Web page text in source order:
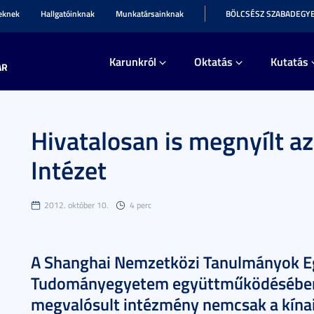
Hallgatóinknak Munkatársainknak BÖLCSÉSZ
Karunkról Oktatás Kutatás
Hivatalosan is megnyílt
Intézet
2012. október 10. 4 perc
A Shanghai Nemzetközi Tanulmányok
Tudományegyetem
megvalósult intézmény nemcsak a